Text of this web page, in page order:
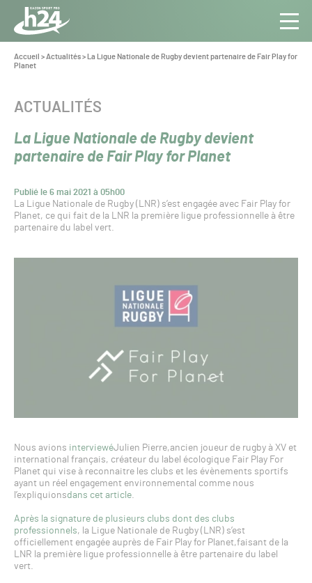
Panneau de gestion des cookies
Aller au contenu
Toute
l’info
du Gazon
Vous
êtes
Accueil >Actualités>
La Ligue Nationale de Rugby devient partenaire de Fair Play for
Planet
La Ligue Nationale de Rugby devient
partenaire de Fair Play for Planet
Publié le 6 mai 2021 à 05h00
CATÉGORIE :
ACTUALITÉS
La Ligue Nationale de Rugby (LNR) s’est engagée avec Fair Play for
Planet, ce qui fait de la LNR la première ligue professionnelle à être
partenaire du label vert.
Nous avions interviewéJulien Pierre,ancien joueur de rugby à XV et
international français, créateur du label écologique Fair Play For
Planet qui vise à reconnaitre les clubs et les évènements sportifs
ayant un réel engagement environnemental comme nous
l’expliquionsdans cet article.
Après la signature de plusieurs clubs dont des clubs
professionnels, la Ligue Nationale de Rugby (LNR) s’est
officiellement engagée auprès de Fair Play for Planet,faisant de la
LNR la première ligue professionnelle à être partenaire du label
vert.